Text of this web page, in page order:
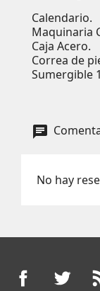
Calendario.
Maquinaria
Caja Acero.
Correa de
Sumergible
No hay
Facebook